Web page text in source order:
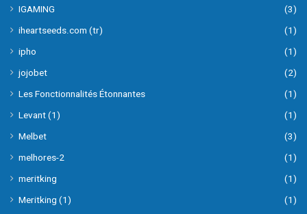
IGAMING
(3)
iheartseeds.com (tr)
(1)
ipho
(1)
jojobet
(2)
Les Fonctionnalités Étonnantes
(1)
Levant (1)
(1)
Melbet
(3)
melhores-2
(1)
meritking
(1)
Meritking (1)
(1)